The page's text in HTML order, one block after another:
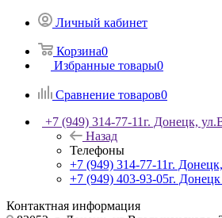
Личный кабинет
Корзина0
Избранные товары0
Сравнение товаров0
+7 (949) 314-77-11г. Донецк,
Назад
Телефоны
+7 (949) 314-77-11г.
+7 (949) 403-93-05г.
Контактная информация